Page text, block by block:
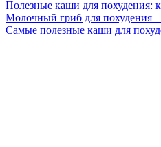
Полезные каши для похудения:
Молочный гриб для похудения –
Самые полезные каши для